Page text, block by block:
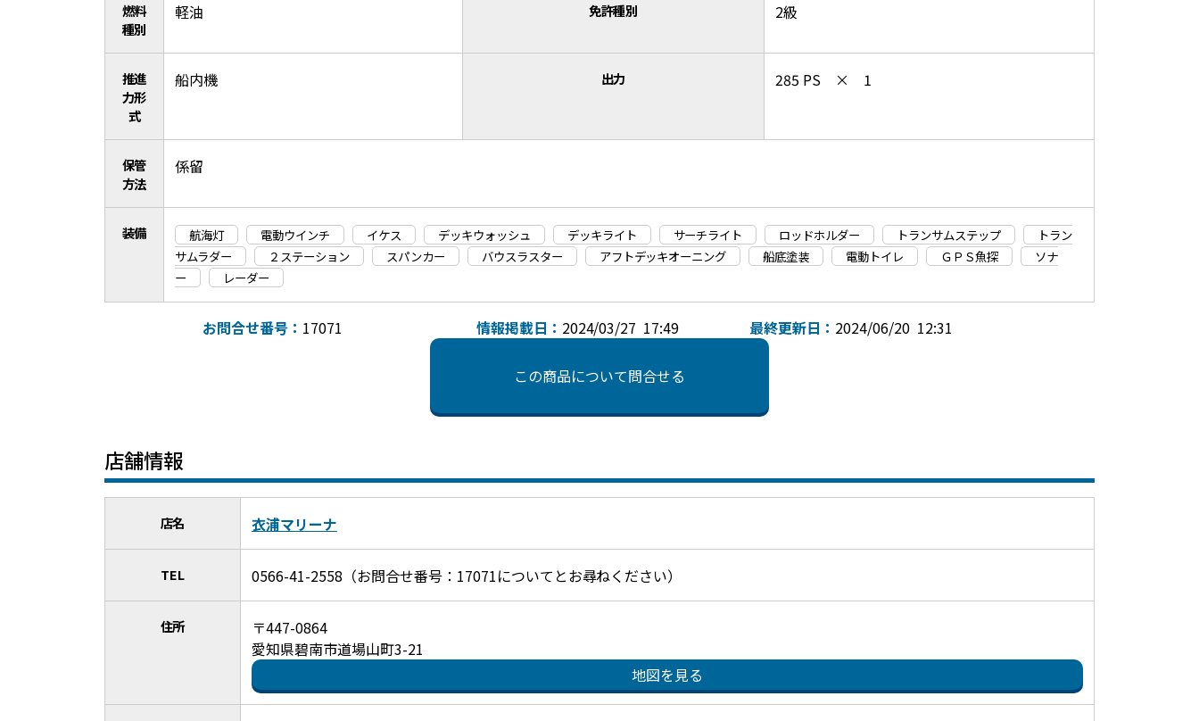
燃料
種別
軽油 免許種別 2級
推進
力形
式
船内機 出力 285 PS × 1
保管
方法
係留
装備 航海灯 電動ウインチ イケス デッキウォッシュ デッキライト サーチライト ロッドホルダー トランサムステップ
トラン
サムラダー
２ステーション スパンカー バウスラスター アフトデッキオーニング 船底塗装 電動トイレ ＧＰＳ魚探
ソナ
ー
レーダー
お問合せ番号： 17071 情報掲載日： 2024/03/27 17:49 最終更新日： 2024/06/20 12:31
この商品について問合せる
店舗情報
店名 衣浦マリーナ
TEL 0566-41-2558（お問合せ番号：17071についてとお尋ねください）
住所
〒447-0864
愛知県碧南市道場山町3-21
地図を見る